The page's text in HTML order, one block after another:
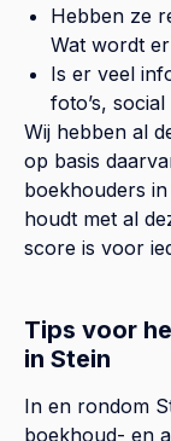
Hebben ze
Wat wordt
Is er veel
foto’s, social
Wij hebben al
op basis
boekhouders
houdt met al
score is voor
Tips voor
in Stein
In en rondom
boekhoud- en